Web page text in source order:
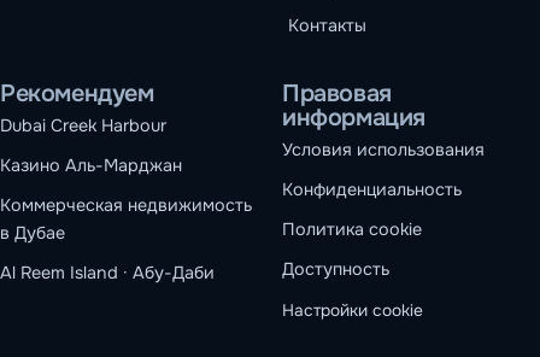
Контакты
Рекомендуем
Dubai Creek Harbour
Казино Аль-Марджан
Коммерческая недвижимость
в Дубае
Al Reem Island · Абу-Даби
Правовая
информация
Условия использования
Конфиденциальность
Политика cookie
Доступность
Настройки cookie